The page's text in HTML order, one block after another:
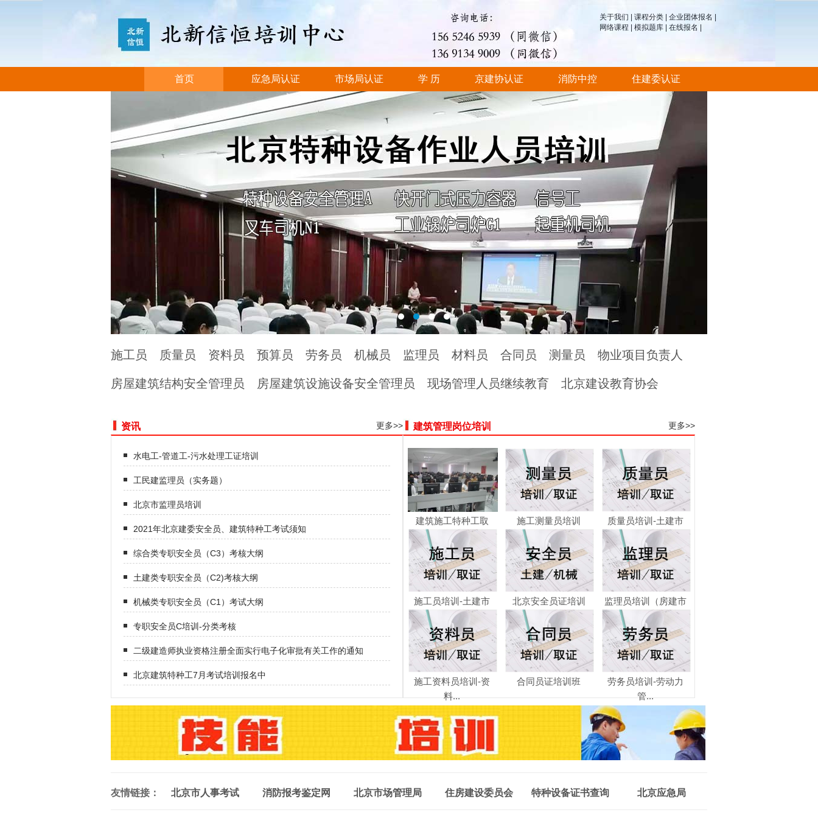
关于我们 课程分类| 企业团体报名
网络课程
模拟题库| 在线报名
首页 应急局认证 市场局认证 学 历 京建协认证 消防中控 住建委认证
施工员 质量员 资料员 预算员 劳务员 机械员 监理员 材料员 合同员 测量员 物业项目负责人
房屋建筑结构安全管理员 房屋建筑设施设备安全管理员 现场管理人员继续教育 北京建设教育协会
更多>>
资讯
水电工-管道工-污水处理工证培训
工民建监理员（实务题）
北京市监理员培训
2021年北京建委安全员、建筑特种工考试须知
综合类专职安全员（C3）考核大纲
土建类专职安全员（C2)考核大纲
机械类专职安全员（C1）考试大纲
专职安全员C培训-分类考核
二级建造师执业资格注册全面实行电子化审批有关工作的通知
北京建筑特种工7月考试培训报名中
更多>>
建筑管理岗位培训
建筑施工特种工取
证/...
施工测量员培训
质量员培训-土建市
政...
施工员培训-土建市
政...
北京安全员证培训
监理员培训（房建市
政...
施工资料员培训-资
料...
合同员证培训班
劳务员培训-劳动力
管...
友情链接： 北京市人事考试 消防报考鉴定网 北京市场管理局 住房建设委员会 特种设备证书查询 北京应急局